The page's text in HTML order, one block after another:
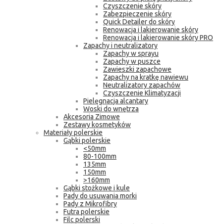
Czyszczenie skóry
Zabezpieczenie skóry
Quick Detailer do skóry
Renowacja i lakierowanie skóry
Renowacja i lakierowanie skóry PRO
Zapachy i neutralizatory
Zapachy w sprayu
Zapachy w puszce
Zawieszki zapachowe
Zapachy na kratkę nawiewu
Neutralizatory zapachów
Czyszczenie Klimatyzacji
Pielęgnacja alcantary
Woski do wnętrza
Akcesoria Zimowe
Zestawy kosmetyków
Materiały polerskie
Gąbki polerskie
<50mm
80-100mm
135mm
150mm
>160mm
Gąbki stożkowe i kule
Pady do usuwania morki
Pady z Mikrofibry
Futra polerskie
Filc polerski